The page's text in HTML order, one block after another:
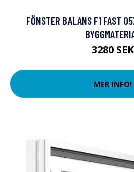
FÖNSTER BALANS F1 FAST
3280 SEK
MER INFO!